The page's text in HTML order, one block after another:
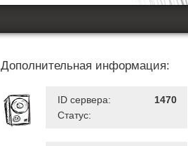
Дополнительная информация:
ID сервера:
1470
Статус: